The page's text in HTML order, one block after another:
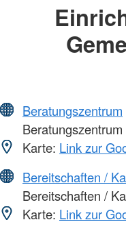
Beratungszentrum
Karte: Link zur
Bereitschaften /
Bereitschaften /
Karte: Link zur